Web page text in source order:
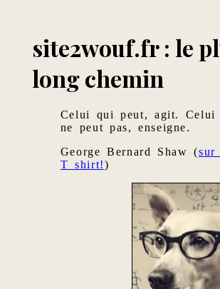
site2wouf.fr : le
long chemin
Celui qui peut, agit. Celui
ne peut pas, enseigne.
George Bernard Shaw (sur
T shirt!)